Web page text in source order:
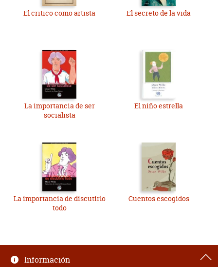
El critico como artista El secreto de la vida
La importancia de ser
socialista
El niño estrella
La importancia de discutirlo
todo
Cuentos escogidos
Información